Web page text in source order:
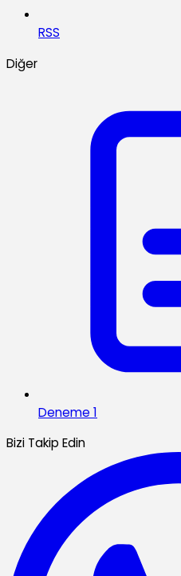
RSS
Diğer
Deneme 1
Bizi Takip Edin